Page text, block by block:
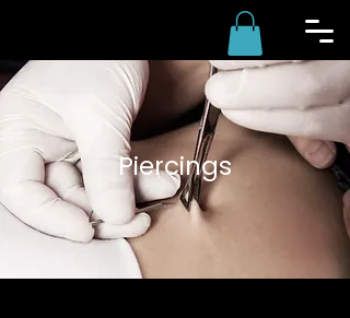
Piercings